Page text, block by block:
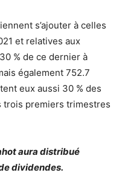
s’ajouter à celles
et relatives aux
% de ce dernier à
également 752.7
eux aussi 30 % des
trois premiers trimestres
aura distribué
dividendes.